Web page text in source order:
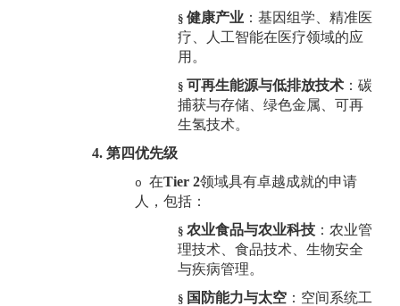
§ 健康产业 ：基因组学、精准医
疗、人工智能在医疗领域的应
用。
§ 可再生能源与低排放技术 ：碳
捕获与存储、绿色金属、可再
生氢技术。
4. 第四优先级
o 在Tier 2领域具有卓越成就的申请
人，包括：
§ 农业食品与农业科技 ：农业管
理技术、食品技术、生物安全
与疾病管理。
§ 国防能力与太空 ：空间系统工